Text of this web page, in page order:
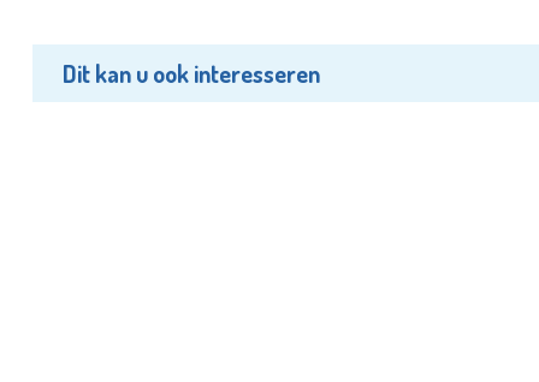
Dit kan u ook interesseren